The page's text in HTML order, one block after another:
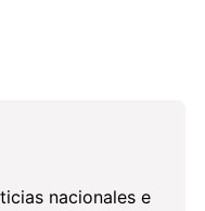
nacionales e